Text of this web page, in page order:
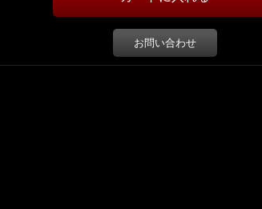
お問い合わせ